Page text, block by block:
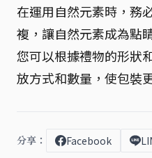
在運用自然元素時，務
複，讓自然元素成為點
您可以根據禮物的形狀
放方式和數量，使包裝
分享： Facebook